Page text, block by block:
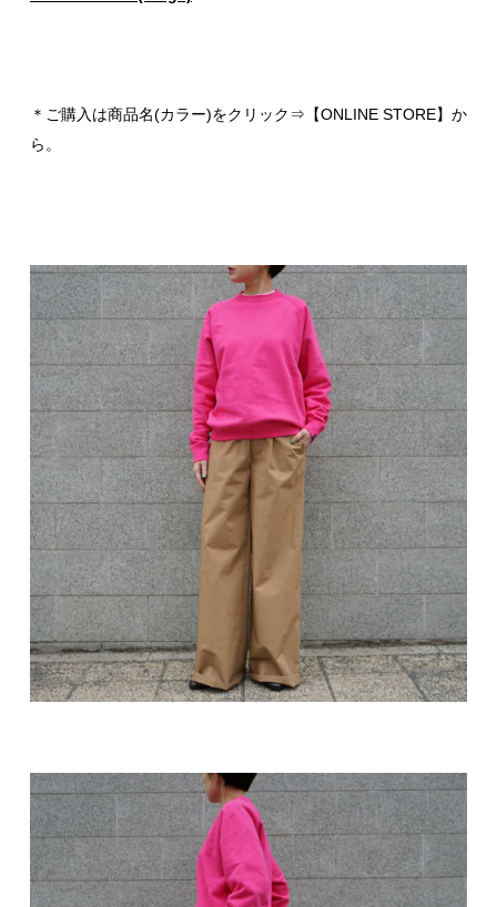
＊ご購入は商品名(カラー)をクリック⇒【ONLINE STORE】か
ら。